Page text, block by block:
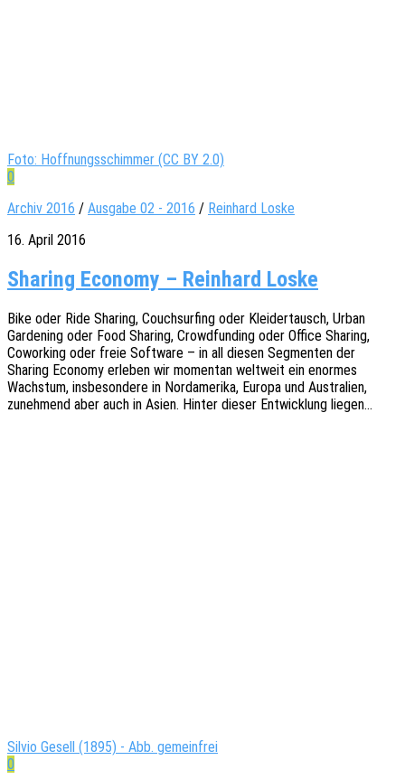
Foto: Hoffnungsschimmer (CC BY 2.0)
0
Archiv 2016 / Ausgabe 02 - 2016 / Reinhard Loske
16. April 2016
Sharing Economy – Reinhard Loske
Bike oder Ride Sharing, Couch­sur­fing oder Klei­der­tausch, Urban
Gardening oder Food Sharing, Crowd­fun­ding oder Office Sharing,
Cowor­king oder freie Soft­ware – in all diesen Segmen­ten der
Sharing Econo­my erle­ben wir momen­tan welt­weit ein enor­mes
Wachs­tum, insbe­son­de­re in Nord­ame­ri­ka, Europa und Austra­li­en,
zuneh­mend aber auch in Asien. Hinter dieser Entwick­lung liegen…
Silvio Gesell (1895) - Abb. gemeinfrei
0